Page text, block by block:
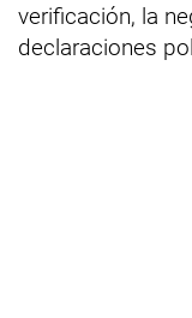
verificación, la
declaraciones